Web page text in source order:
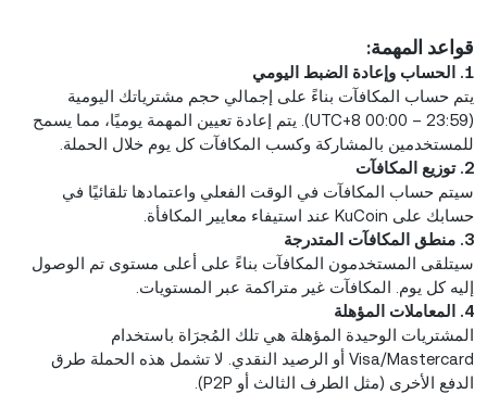
قواعد المهمة:
1. الحساب وإعادة الضبط اليومي
يتم حساب المكافآت بناءً على إجمالي حجم مشترياتك اليومية
(UTC+8 00:00 – 23:59). يتم إعادة تعيين المهمة يوميًا، مما يسمح
للمستخدمين بالمشاركة وكسب المكافآت كل يوم خلال الحملة.
2. توزيع المكافآت
سيتم حساب المكافآت في الوقت الفعلي واعتمادها تلقائيًا في
حسابك على KuCoin عند استيفاء معايير المكافأة.
3. منطق المكافآت المتدرجة
سيتلقى المستخدمون المكافآت بناءً على أعلى مستوى تم الوصول
إليه كل يوم. المكافآت غير متراكمة عبر المستويات.
4. المعاملات المؤهلة
المشتريات الوحيدة المؤهلة هي تلك المُجرَاة باستخدام
Visa/Mastercard أو الرصيد النقدي. لا تشمل هذه الحملة طرق
الدفع الأخرى (مثل الطرف الثالث أو P2P).